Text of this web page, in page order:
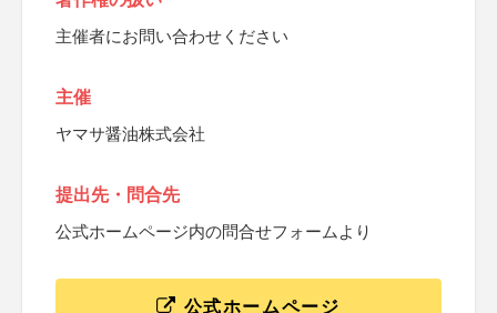
主催者にお問い合わせください
主催
ヤマサ醤油株式会社
提出先・問合先
公式ホームページ内の問合せフォームより
公式ホームページ